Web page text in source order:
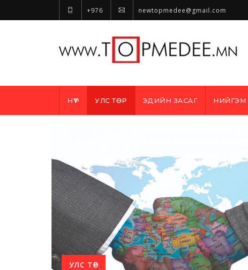
+976 newtopmedee@gmail.com
НҮҮР УЛС ТӨР ЭДИЙН ЗАСАГ НИЙГЭМ
УЛС ТӨР